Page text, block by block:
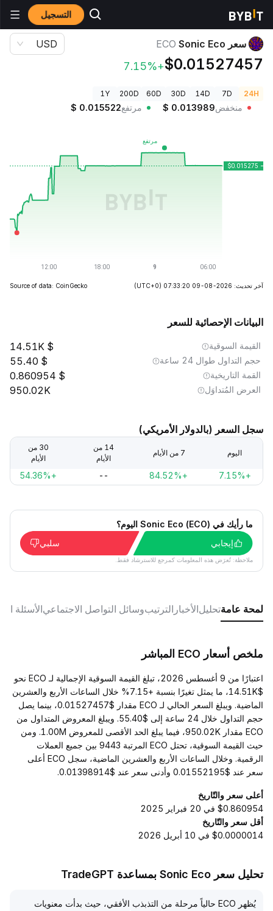
التسجيل أسعار العملات الرقمية
سعر Sonic Eco ECO
$0.01527457
+7.15%
USD
24H
7D
14D
30D
60D
200D
1Y
منخفض $ 0.013989 مرتفع $ 0.015522
آخر تحديث: 2026-08-09 07:33:20 (UTC+0)
Source of data: CoinGecko
البيانات الإحصائية للسعر
القيمة السوقية 14.51K
حجم التداول طوال 24 ساعة 55.40
القمة التاريخية 0.860954
العرض المُتداوَل 950.02K
سجل السعر (بالدولار الأمريكي)
اليوم 7 من الأيام
14 من
الأيام
30 من
الأيام
+7.15%
+84.52%
--
+54.36%
ما رأيك في Sonic Eco (ECO) اليوم؟
إيجابي
سلبي
ملاحظة: تُعرَض هذه المعلومات كمرجع للاسترشاد فقط.
لمحة عامةتحليلالأخبار الترتيبوسائل التواصل الاجتماعيالأسئلة
ملخص أسعار ECO المباشر
اعتبارًا من 9 أغسطس 2026، تبلغ القيمة السوقية الإجمالية لـ ECO نحو
$14.51K، ما يمثل تغيرًا بنسبة +7.15% خلال الساعات الأربع والعشرين
الماضية. ويبلغ السعر الحالي لـ ECO مقدار $0.01527457، بينما يصل
حجم التداول خلال 24 ساعة إلى $55.40. ويبلغ المعروض المتداول من
ECO مقدار 950.02K، فيما يبلغ الحد الأقصى للمعروض 1.00M. ومن
حيث القيمة السوقية، تحتل ECO المرتبة 9443 بين جميع العملات
الرقمية. وخلال الساعات الأربع والعشرين الماضية، سجل ECO أعلى
سعر عند $0.01552195 وأدنى سعر عند $0.01398914.
أعلى سعر والتّاريخ
$0.860954 في 20 فبراير 2025
أقل سعر والتّاريخ
$0.0000014 في 10 أبريل 2026
تحليل سعر Sonic Eco بمساعدة TradeGPT
يُظهر ECO حالياً مرحلة من التذبذب الأفقي، حيث بدأت معنويات